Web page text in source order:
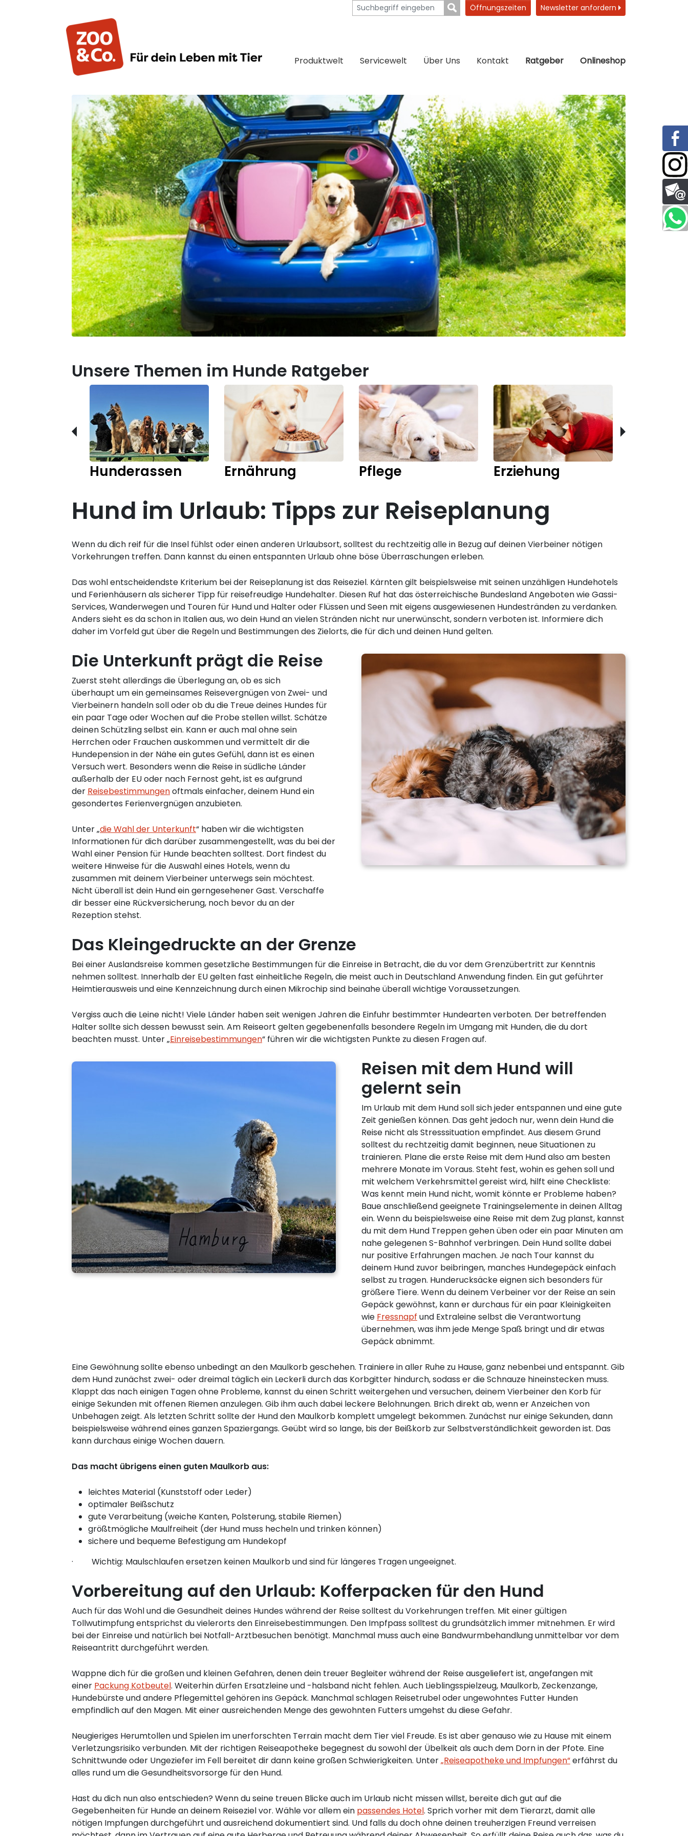
Öffnungszeiten Newsletter anfordern
Produktwelt Servicewelt Über Uns Kontakt Ratgeber Onlineshop
Unsere Themen im Hunde Ratgeber
Hunderassen Ernährung Pflege Erziehung
Hund im Urlaub: Tipps zur Reiseplanung
Wenn du dich reif für die Insel fühlst oder einen anderen Urlaubsort, solltest du rechtzeitig alle in Bezug auf deinen Vierbeiner nötigen
Vorkehrungen treffen. Dann kannst du einen entspannten Urlaub ohne böse Überraschungen erleben.
Das wohl entscheidendste Kriterium bei der Reiseplanung ist das Reiseziel. Kärnten gilt beispielsweise mit seinen unzähligen Hundehotels
und Ferienhäusern als sicherer Tipp für reisefreudige Hundehalter. Diesen Ruf hat das österreichische Bundesland Angeboten wie Gassi-
Services, Wanderwegen und Touren für Hund und Halter oder Flüssen und Seen mit eigens ausgewiesenen Hundestränden zu verdanken.
Anders sieht es da schon in Italien aus, wo dein Hund an vielen Stränden nicht nur unerwünscht, sondern verboten ist. Informiere dich
daher im Vorfeld gut über die Regeln und Bestimmungen des Zielorts, die für dich und deinen Hund gelten.
Die Unterkunft prägt die Reise
Zuerst steht allerdings die Überlegung an, ob es sich
überhaupt um ein gemeinsames Reisevergnügen von Zwei- und
Vierbeinern handeln soll oder ob du die Treue deines Hundes für
ein paar Tage oder Wochen auf die Probe stellen willst. Schätze
deinen Schützling selbst ein. Kann er auch mal ohne sein
Herrchen oder Frauchen auskommen und vermittelt dir die
Hundepension in der Nähe ein gutes Gefühl, dann ist es einen
Versuch wert. Besonders wenn die Reise in südliche Länder
außerhalb der EU oder nach Fernost geht, ist es aufgrund
der Reisebestimmungenoftmals einfacher, deinem Hund ein
gesondertes Ferienvergnügen anzubieten.
Unter „die Wahl der Unterkunft“ haben wir die wichtigsten
Informationen für dich darüber zusammengestellt, was du bei der
Wahl einer Pension für Hunde beachten solltest. Dort findest du
weitere Hinweise für die Auswahl eines Hotels, wenn du
zusammen mit deinem Vierbeiner unterwegs sein möchtest.
Nicht überall ist dein Hund ein gerngesehener Gast. Verschaffe
dir besser eine Rückversicherung, noch bevor du an der
Rezeption stehst.
Das Kleingedruckte an der Grenze
Bei einer Auslandsreise kommen gesetzliche Bestimmungen für die Einreise in Betracht, die du vor dem Grenzübertritt zur Kenntnis
nehmen solltest. Innerhalb der EU gelten fast einheitliche Regeln, die meist auch in Deutschland Anwendung finden. Ein gut geführter
Heimtierausweis und eine Kennzeichnung durch einen Mikrochip sind beinahe überall wichtige Voraussetzungen.
Vergiss auch die Leine nicht! Viele Länder haben seit wenigen Jahren die Einfuhr bestimmter Hundearten verboten. Der betreffenden
Halter sollte sich dessen bewusst sein. Am Reiseort gelten gegebenenfalls besondere Regeln im Umgang mit Hunden, die du dort
beachten musst. Unter „Einreisebestimmungen“ führen wir die wichtigsten Punkte zu diesen Fragen auf.
Reisen mit dem Hund will
gelernt sein
Im Urlaub mit dem Hund soll sich jeder entspannen und eine gute
Zeit genießen können. Das geht jedoch nur, wenn dein Hund die
Reise nicht als Stresssituation empfindet. Aus diesem Grund
solltest du rechtzeitig damit beginnen, neue Situationen zu
trainieren. Plane die erste Reise mit dem Hund also am besten
mehrere Monate im Voraus. Steht fest, wohin es gehen soll und
mit welchem Verkehrsmittel gereist wird, hilft eine Checkliste:
Was kennt mein Hund nicht, womit könnte er Probleme haben?
Baue anschließend geeignete Trainingselemente in deinen Alltag
ein. Wenn du beispielsweise eine Reise mit dem Zug planst, kannst
du mit dem Hund Treppen gehen üben oder ein paar Minuten am
nahe gelegenen S-Bahnhof verbringen. Dein Hund sollte dabei
nur positive Erfahrungen machen. Je nach Tour kannst du
deinem Hund zuvor beibringen, manches Hundegepäck einfach
selbst zu tragen. Hunderucksäcke eignen sich besonders für
größere Tiere. Wenn du deinem Verbeiner vor der Reise an sein
Gepäck gewöhnst, kann er durchaus für ein paar Kleinigkeiten
wie Fressnapf und Extraleine selbst die Verantwortung
übernehmen, was ihm jede Menge Spaß bringt und dir etwas
Gepäck abnimmt.
Eine Gewöhnung sollte ebenso unbedingt an den Maulkorb geschehen. Trainiere in aller Ruhe zu Hause, ganz nebenbei und entspannt. Gib
dem Hund zunächst zwei- oder dreimal täglich ein Leckerli durch das Korbgitter hindurch, sodass er die Schnauze hineinstecken muss.
Klappt das nach einigen Tagen ohne Probleme, kannst du einen Schritt weitergehen und versuchen, deinem Vierbeiner den Korb für
einige Sekunden mit offenen Riemen anzulegen. Gib ihm auch dabei leckere Belohnungen. Brich direkt ab, wenn er Anzeichen von
Unbehagen zeigt. Als letzten Schritt sollte der Hund den Maulkorb komplett umgelegt bekommen. Zunächst nur einige Sekunden, dann
beispielsweise während eines ganzen Spaziergangs. Geübt wird so lange, bis der Beißkorb zur Selbstverständlichkeit geworden ist. Das
kann durchaus einige Wochen dauern.
Das macht übrigens einen guten Maulkorb aus:
leichtes Material (Kunststoff oder Leder)
optimaler Beißschutz
gute Verarbeitung (weiche Kanten, Polsterung, stabile Riemen)
größtmögliche Maulfreiheit (der Hund muss hecheln und trinken können)
sichere und bequeme Befestigung am Hundekopf
· Wichtig: Maulschlaufen ersetzen keinen Maulkorb und sind für längeres Tragen ungeeignet.
Vorbereitung auf den Urlaub: Kofferpacken für den Hund
Auch für das Wohl und die Gesundheit deines Hundes während der Reise solltest du Vorkehrungen treffen. Mit einer gültigen
Tollwutimpfung entsprichst du vielerorts den Einreisebestimmungen. Den Impfpass solltest du grundsätzlich immer mitnehmen. Er wird
bei der Einreise und natürlich bei Notfall-Arztbesuchen benötigt. Manchmal muss auch eine Bandwurmbehandlung unmittelbar vor dem
Reiseantritt durchgeführt werden.
Wappne dich für die großen und kleinen Gefahren, denen dein treuer Begleiter während der Reise ausgeliefert ist, angefangen mit
einer Packung Kotbeutel. Weiterhin dürfen Ersatzleine und -halsband nicht fehlen. Auch Lieblingsspielzeug, Maulkorb, Zeckenzange,
Hundebürste und andere Pflegemittel gehören ins Gepäck. Manchmal schlagen Reisetrubel oder ungewohntes Futter Hunden
empfindlich auf den Magen. Mit einer ausreichenden Menge des gewohnten Futters umgehst du diese Gefahr.
Neugieriges Herumtollen und Spielen im unerforschten Terrain macht dem Tier viel Freude. Es ist aber genauso wie zu Hause mit einem
Verletzungsrisiko verbunden. Mit der richtigen Reiseapotheke begegnest du sowohl der Übelkeit als auch dem Dorn in der Pfote. Eine
Schnittwunde oder Ungeziefer im Fell bereitet dir dann keine großen Schwierigkeiten. Unter„Reiseapotheke und Impfungen“erfährst du
alles rund um die Gesundheitsvorsorge für den Hund.
Hast du dich nun also entschieden? Wenn du seine treuen Blicke auch im Urlaub nicht missen willst, bereite dich gut auf die
Gegebenheiten für Hunde an deinem Reiseziel vor. Wähle vor allem ein passendes Hotel. Sprich vorher mit dem Tierarzt, damit alle
nötigen Impfungen durchgeführt und ausreichend dokumentiert sind. Und falls du doch ohne deinen treuherzigen Freund verreisen